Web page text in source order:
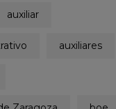
auxiliar
auxiliares